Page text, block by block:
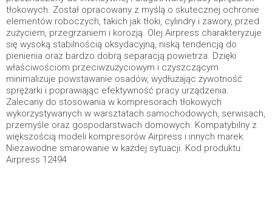
tłokowych. Został opracowany z myślą o skutecznej ochronie
elementów roboczych, takich jak tłoki, cylindry i zawory, przed
zużyciem, przegrzaniem i korozją. Olej Airpress charakteryzuje
się wysoką stabilnością oksydacyjną, niską tendencją do
pienienia oraz bardzo dobrą separacją powietrza. Dzięki
właściwościom przeciwzużyciowym i czyszczącym
minimalizuje powstawanie osadów, wydłużając żywotność
sprężarki i poprawiając efektywność pracy urządzenia.
Zalecany do stosowania w kompresorach tłokowych
wykorzystywanych w warsztatach samochodowych, serwisach,
przemyśle oraz gospodarstwach domowych. Kompatybilny z
większością modeli kompresorów Airpress i innych marek.
Niezawodne smarowanie w każdej sytuacji. Kod produktu:
Airpress 12494